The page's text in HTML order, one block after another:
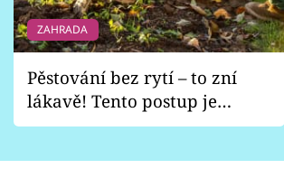
ZAHRADA
Pěstování bez rytí – to zní
lákavě! Tento postup je
vhodný jen pro některé